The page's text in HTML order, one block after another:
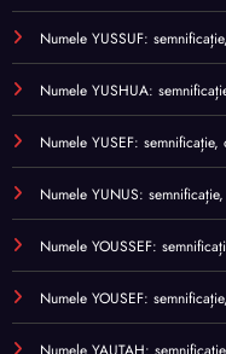
Numele YUSSUF:
Numele YUSHUA:
Numele YUSEF:
Numele YUNUS:
Numele YOUSSEF:
Numele YOUSEF: